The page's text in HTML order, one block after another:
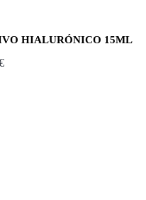
HIALURÓNICO 15ML